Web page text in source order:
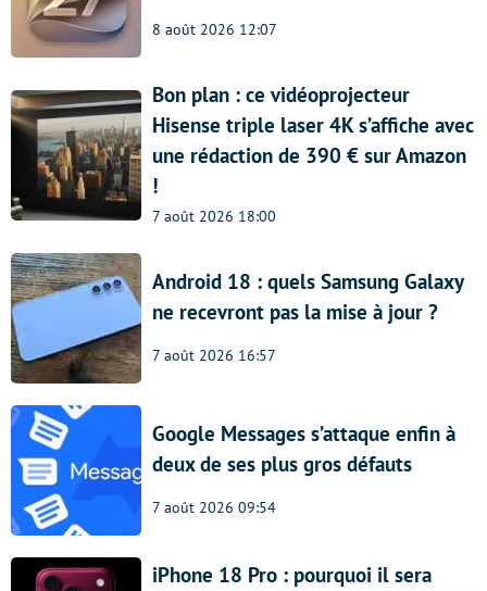
8 août 2026 12:07
Bon plan : ce vidéoprojecteur
Hisense triple laser 4K s’affiche avec
une rédaction de 390 € sur Amazon
!
7 août 2026 18:00
Android 18 : quels Samsung Galaxy
ne recevront pas la mise à jour ?
7 août 2026 16:57
Google Messages s’attaque enfin à
deux de ses plus gros défauts
7 août 2026 09:54
iPhone 18 Pro : pourquoi il sera